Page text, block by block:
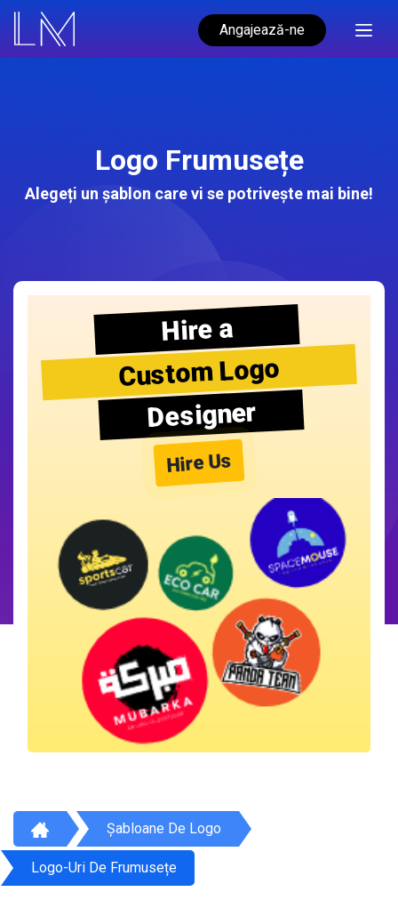
Angajează-ne
Logo Frumusețe
Alegeți un șablon care vi se potrivește mai bine!
Hire a
Custom Logo
Designer
Hire Us
Șabloane De Logo
Logo-Uri De Frumusețe